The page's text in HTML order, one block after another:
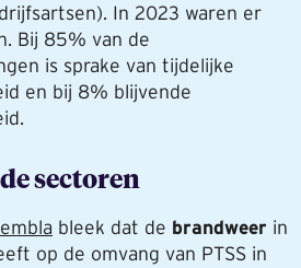
In 2023 waren er
Bij 85% van de
is sprake van tijdelijke
en bij 8% blijvende
sectoren
bleek dat de brandweer in
op de omvang van PTSS in